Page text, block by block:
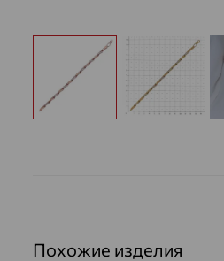
Похожие изделия